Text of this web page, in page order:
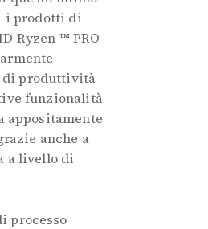
i prodotti di
Ryzen ™ PRO
di produttività
funzionalità
appositamente
anche a
a livello di
processo